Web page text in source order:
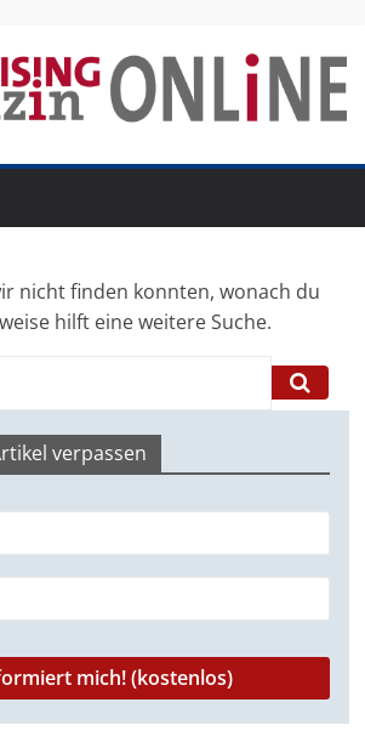
nicht finden konnten, wonach du
hilft eine weitere Suche.
verpassen